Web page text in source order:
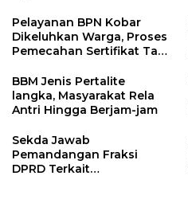
Pelayanan BPN Kobar
Dikeluhkan Warga, Proses
Pemecahan Sertifikat Tak
BBM Jenis Pertalite
langka, Masyarakat Rela
Antri Hingga Berjam-jam
Sekda Jawab
Pemandangan Fraksi
DPRD Terkait